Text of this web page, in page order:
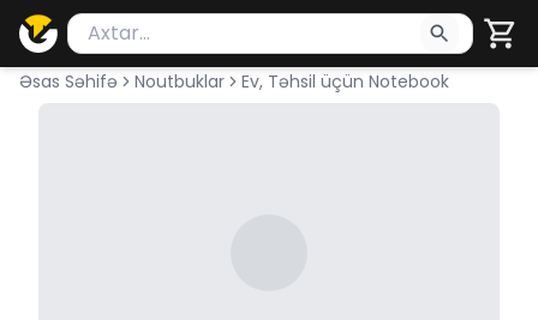
Məhsul axtar
Axtarış üçün ən azı 2 simvol yazın. Göndərmək
Əsas Səhifə Noutbuklar Ev, Təhsil üçün Notebook